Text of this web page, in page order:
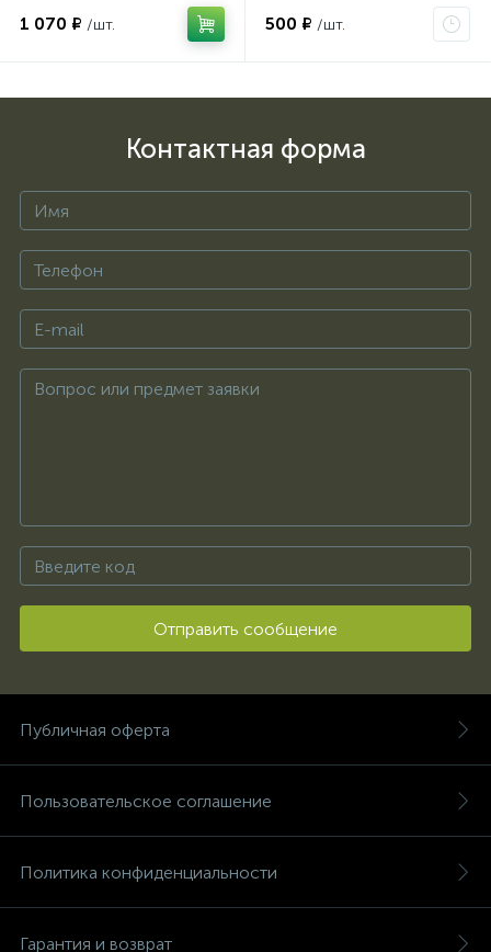
1 070 ₽ /шт. 500 ₽ /шт.
Контактная форма
Отправить сообщение
Публичная оферта
Пользовательское соглашение
Политика конфиденциальности
Гарантия и возврат